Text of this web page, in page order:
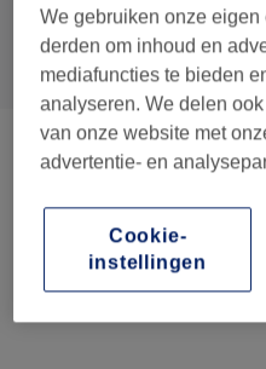
Alle
Kunstnagels ( 5)
Gellak - Manicure &
We gebruiken onze
derden om inhoud en
mediafuncties te bieden
analyseren. We delen
van onze website met
advertentie- en
Cookie-
instellingen